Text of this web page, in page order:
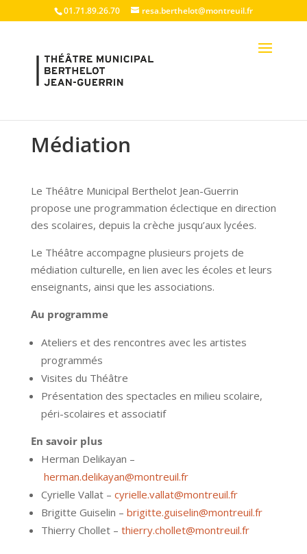
01.71.89.26.70 resa.berthelot@montreuil.fr
Médiation
Le Théâtre Municipal Berthelot Jean-Guerrin
propose une programmation éclectique en direction
des scolaires, depuis la crèche jusqu’aux lycées.
Le Théâtre accompagne plusieurs projets de
médiation culturelle, en lien avec les écoles et leurs
enseignants, ainsi que les associations.
Au programme
Ateliers et des rencontres avec les artistes
programmés
Visites du Théâtre
Présentation des spectacles en milieu scolaire,
péri-scolaires et associatif
En savoir plus
Herman Delikayan –
herman.delikayan@montreuil.fr
Cyrielle Vallat – cyrielle.vallat@montreuil.fr
Brigitte Guiselin – brigitte.guiselin@montreuil.fr
Thierry Chollet – thierry.chollet@montreuil.fr